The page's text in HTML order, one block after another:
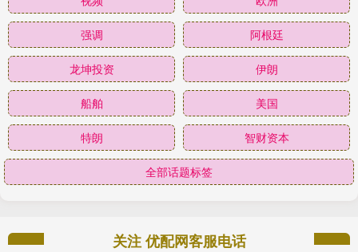
强调 阿根廷
龙坤投资 伊朗
船舶 美国
特朗 智财资本
全部话题标签
关注 优配网客服电话